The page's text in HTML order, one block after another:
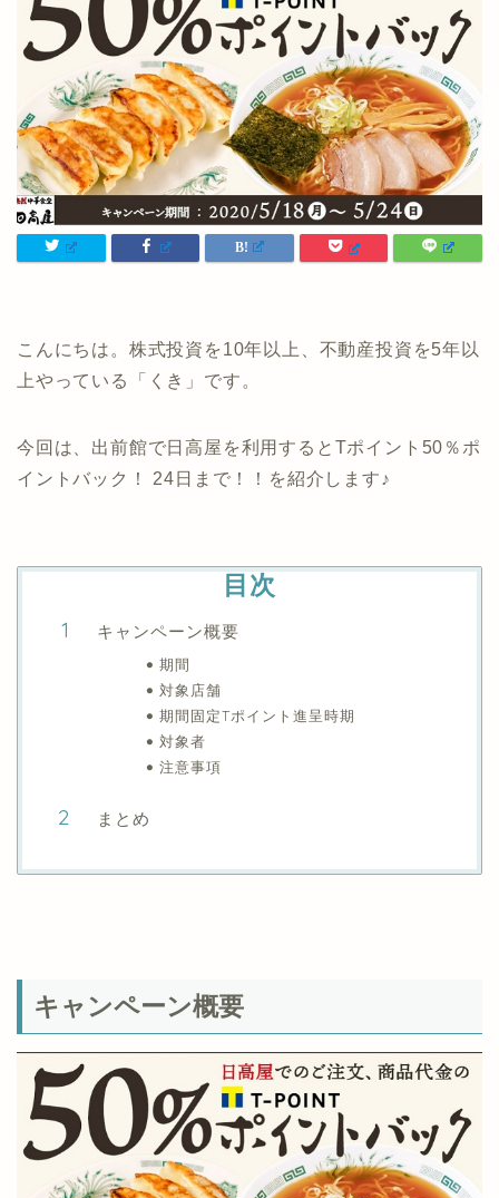
こんにちは。株式投資を10年以上、不動産投資を5年以
上やっている「くき」です。
今回は、出前館で日高屋を利用するとTポイント50％ポ
イントバック！ 24日まで！！を紹介します♪
目次
キャンペーン概要
期間
対象店舗
期間固定Tポイント進呈時期
対象者
注意事項
まとめ
キャンペーン概要